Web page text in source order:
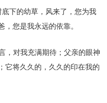
下的幼草，风来了，您为我
，您是我永远的依靠。
，对我充满期待；父亲的眼神
它将久久的，久久的印在我的